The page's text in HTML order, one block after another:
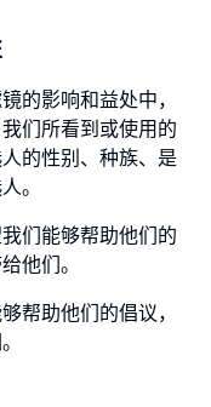
的影响和益处中，
们所看到或使用的
的性别、种族、是
。
们能够帮助他们的
他们。
帮助他们的倡议，